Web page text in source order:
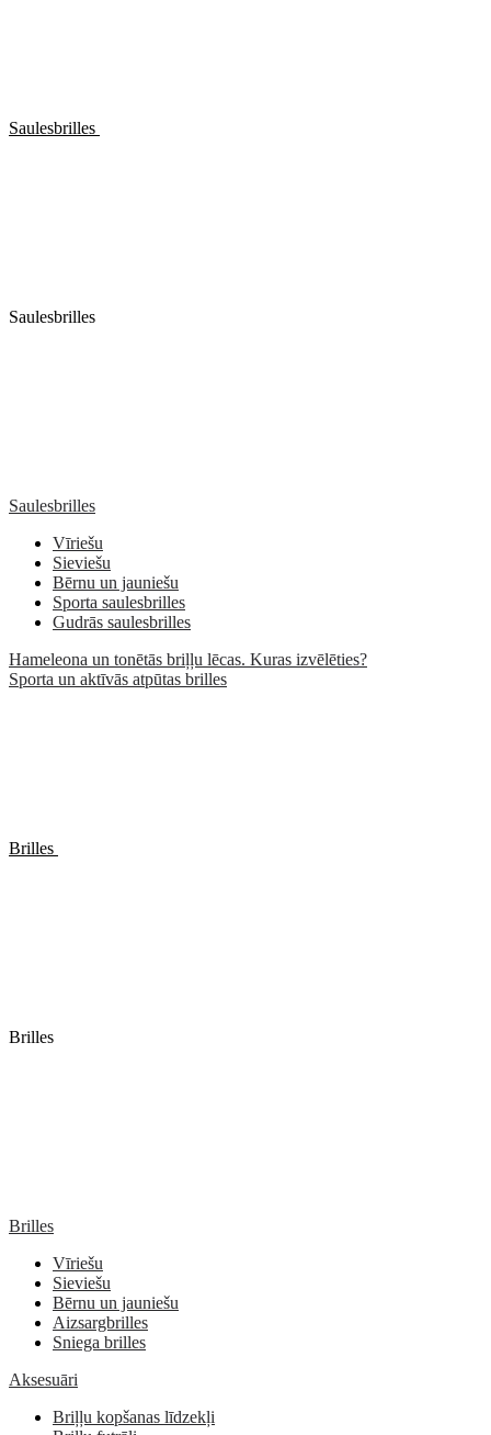
Saulesbrilles
Saulesbrilles
Saulesbrilles
Vīriešu
Sieviešu
Bērnu un jauniešu
Sporta saulesbrilles
Gudrās saulesbrilles
Hameleona un tonētās briļļu lēcas. Kuras izvēlēties?
Sporta un aktīvās atpūtas brilles
Brilles
Brilles
Brilles
Vīriešu
Sieviešu
Bērnu un jauniešu
Aizsargbrilles
Sniega brilles
Aksesuāri
Briļļu kopšanas līdzekļi